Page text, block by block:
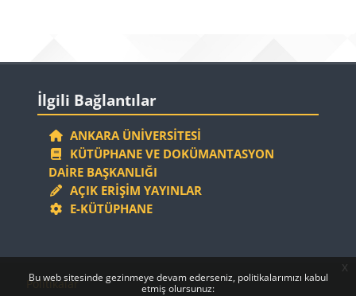
Bu web sitesinde gezinmeye devam ederseniz, politikalarımızı kabul
etmiş olursunuz:
x
Bloklar
İlgili Bağlantılar
ANKARA ÜNIVERSITESI
KÜTÜPHANE VE DOKÜMANTASYON
DAIRE BAŞKANLIĞI
AÇIK ERIŞIM YAYINLAR
E-KÜTÜPHANE
Bloklar
Bloklar
Politikalar